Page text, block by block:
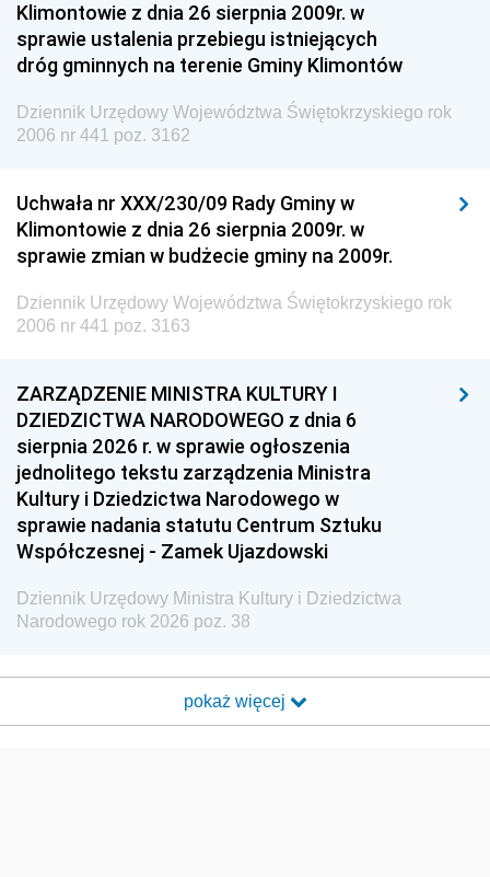
Klimontowie z dnia 26 sierpnia 2009r. w
sprawie ustalenia przebiegu istniejących
dróg gminnych na terenie Gminy Klimontów
Dziennik Urzędowy Województwa Świętokrzyskiego rok
2006 nr 441 poz. 3162
Uchwała nr XXX/230/09 Rady Gminy w
Klimontowie z dnia 26 sierpnia 2009r. w
sprawie zmian w budżecie gminy na 2009r.
Dziennik Urzędowy Województwa Świętokrzyskiego rok
2006 nr 441 poz. 3163
ZARZĄDZENIE MINISTRA KULTURY I
DZIEDZICTWA NARODOWEGO z dnia 6
sierpnia 2026 r. w sprawie ogłoszenia
jednolitego tekstu zarządzenia Ministra
Kultury i Dziedzictwa Narodowego w
sprawie nadania statutu Centrum Sztuku
Współczesnej - Zamek Ujazdowski
Dziennik Urzędowy Ministra Kultury i Dziedzictwa
Narodowego rok 2026 poz. 38
pokaż więcej